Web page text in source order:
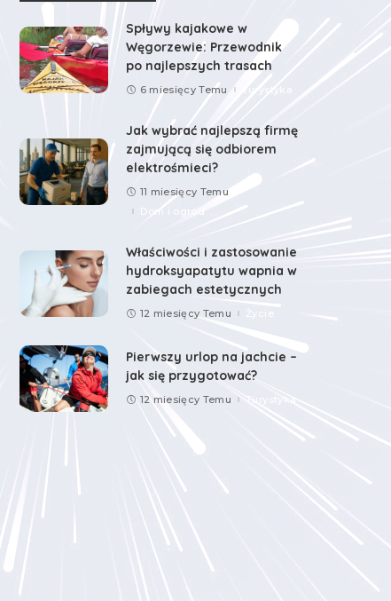
Spływy kajakowe w
Węgorzewie: Przewodnik
po najlepszych trasach
6 miesięcy Temu Turystyka
Jak wybrać najlepszą firmę
zajmującą się odbiorem
elektrośmieci?
11 miesięcy Temu
Dom i ogród
Właściwości i zastosowanie
hydroksyapatytu wapnia w
zabiegach estetycznych
12 miesięcy Temu Życie
Pierwszy urlop na jachcie –
jak się przygotować?
12 miesięcy Temu Turystyka